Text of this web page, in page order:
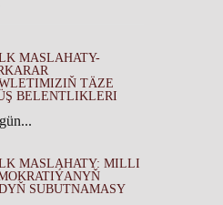
MASLAHATY-
TÄZE
BELENTLIKLERI
MASLAHATY: MILLI
SUBUTNAMASY